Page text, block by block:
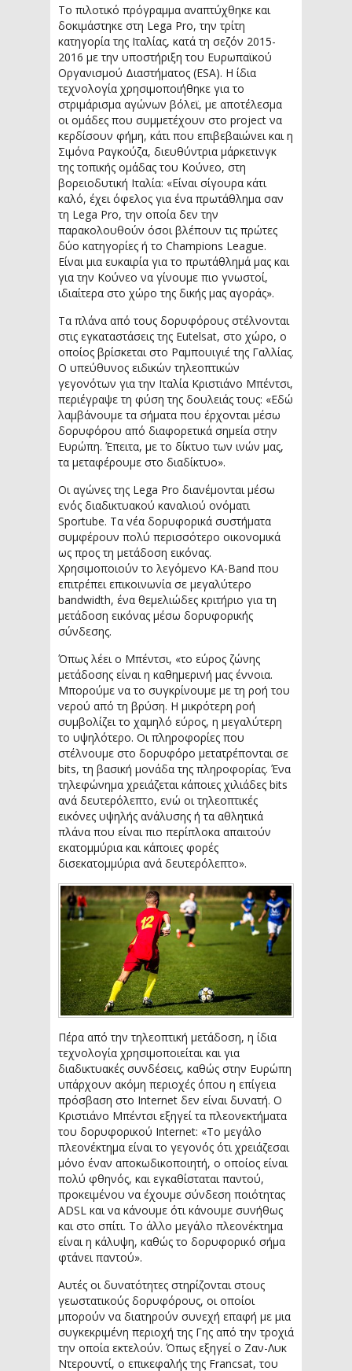
Το πιλοτικό πρόγραμμα αναπτύχθηκε και
δοκιμάστηκε στη Lega Pro, την τρίτη
κατηγορία της Ιταλίας, κατά τη σεζόν 2015-
2016 με την υποστήριξη του Ευρωπαϊκού
Οργανισμού Διαστήματος (ESA). Η ίδια
τεχνολογία χρησιμοποιήθηκε για το
στριμάρισμα αγώνων βόλεϊ, με αποτέλεσμα
οι ομάδες που συμμετέχουν στο project να
κερδίσουν φήμη, κάτι που επιβεβαιώνει και η
Σιμόνα Ραγκούζα, διευθύντρια μάρκετινγκ
της τοπικής ομάδας του Κούνεο, στη
βορειοδυτική Ιταλία: «Είναι σίγουρα κάτι
καλό, έχει όφελος για ένα πρωτάθλημα σαν
τη Lega Pro, την οποία δεν την
παρακολουθούν όσοι βλέπουν τις πρώτες
δύο κατηγορίες ή το Champions League.
Είναι μια ευκαιρία για το πρωτάθλημά μας και
για την Κούνεο να γίνουμε πιο γνωστοί,
ιδιαίτερα στο χώρο της δικής μας αγοράς».
Τα πλάνα από τους δορυφόρους στέλνονται
στις εγκαταστάσεις της Eutelsat, στο χώρο, ο
οποίος βρίσκεται στο Ραμπουιγιέ της Γαλλίας.
O υπεύθυνος ειδικών τηλεοπτικών
γεγονότων για την Ιταλία Κριστιάνο Μπέντσι,
περιέγραψε τη φύση της δουλειάς τους: «Εδώ
λαμβάνουμε τα σήματα που έρχονται μέσω
δορυφόρου από διαφορετικά σημεία στην
Ευρώπη. Έπειτα, με το δίκτυο των ινών μας,
τα μεταφέρουμε στο διαδίκτυο».
Οι αγώνες της Lega Pro διανέμονται μέσω
ενός διαδικτυακού καναλιού ονόματι
Sportube. Τα νέα δορυφορικά συστήματα
συμφέρουν πολύ περισσότερο οικονομικά
ως προς τη μετάδοση εικόνας.
Χρησιμοποιούν το λεγόμενο KA-Band που
επιτρέπει επικοινωνία σε μεγαλύτερο
bandwidth, ένα θεμελιώδες κριτήριο για τη
μετάδοση εικόνας μέσω δορυφορικής
σύνδεσης.
Όπως λέει ο Μπέντσι, «το εύρος ζώνης
μετάδοσης είναι η καθημερινή μας έννοια.
Μπορούμε να το συγκρίνουμε με τη ροή του
νερού από τη βρύση. Η μικρότερη ροή
συμβολίζει το χαμηλό εύρος, η μεγαλύτερη
το υψηλότερο. Οι πληροφορίες που
στέλνουμε στο δορυφόρο μετατρέπονται σε
bits, τη βασική μονάδα της πληροφορίας. Ένα
τηλεφώνημα χρειάζεται κάποιες χιλιάδες bits
ανά δευτερόλεπτο, ενώ οι τηλεοπτικές
εικόνες υψηλής ανάλυσης ή τα αθλητικά
πλάνα που είναι πιο περίπλοκα απαιτούν
εκατομμύρια και κάποιες φορές
δισεκατομμύρια ανά δευτερόλεπτο».
Πέρα από την τηλεοπτική μετάδοση, η ίδια
τεχνολογία χρησιμοποιείται και για
διαδικτυακές συνδέσεις, καθώς στην Ευρώπη
υπάρχουν ακόμη περιοχές όπου η επίγεια
πρόσβαση στο Internet δεν είναι δυνατή. Ο
Κριστιάνο Μπέντσι εξηγεί τα πλεονεκτήματα
του δορυφορικού Internet: «Το μεγάλο
πλεονέκτημα είναι το γεγονός ότι χρειάζεσαι
μόνο έναν αποκωδικοποιητή, ο οποίος είναι
πολύ φθηνός, και εγκαθίσταται παντού,
προκειμένου να έχουμε σύνδεση ποιότητας
ADSL και να κάνουμε ότι κάνουμε συνήθως
και στο σπίτι. Το άλλο μεγάλο πλεονέκτημα
είναι η κάλυψη, καθώς το δορυφορικό σήμα
φτάνει παντού».
Αυτές οι δυνατότητες στηρίζονται στους
γεωστατικούς δορυφόρους, οι οποίοι
μπορούν να διατηρούν συνεχή επαφή με μια
συγκεκριμένη περιοχή της Γης από την τροχιά
την οποία εκτελούν. Όπως εξηγεί ο Ζαν-Λυκ
Ντερουντί, ο επικεφαλής της Francsat, του